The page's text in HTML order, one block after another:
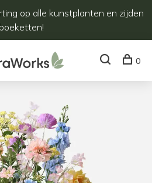
op alle kunstplanten en zijden
boeketten!
0